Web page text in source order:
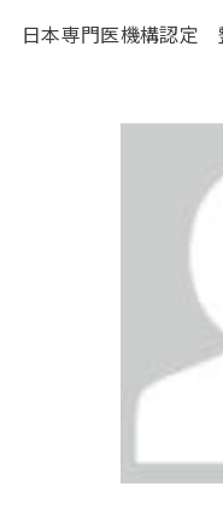
日本専門医機構認定